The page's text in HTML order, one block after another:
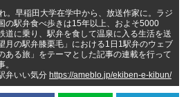
。早稲田大学在学中から、放送作家に。ラジ
の駅弁食べ歩きは15年以上、およそ5000
道に乗り、駅弁を食して温泉に入る生活を送
月の駅弁膝栗毛」における1日1駅弁のウェブ
ある旅」をテーマとした記事の連載を行って
。
弁いい気分 https://ameblo.jp/ekiben-e-kibun/